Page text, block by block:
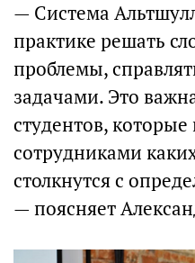
— Система
практике решать
проблемы,
задачами. Это
студентов,
сотрудниками
столкнутся с
— поясняет